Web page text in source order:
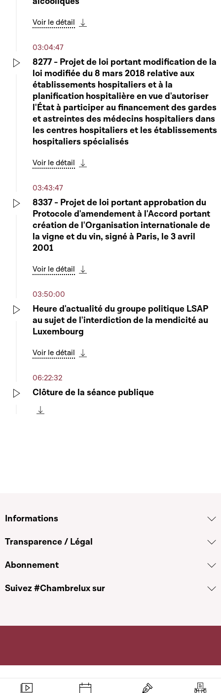
Voir le détail
03:04:47
8277 - Projet de loi portant modification de la
loi modifiée du 8 mars 2018 relative aux
établissements hospitaliers et à la
planification hospitalière en vue d'autoriser
l'État à participer au financement des gardes
et astreintes des médecins hospitaliers dans
les centres hospitaliers et les établissements
hospitaliers spécialisés
Voir le détail
03:43:47
8337 - Projet de loi portant approbation du
Protocole d'amendement à l'Accord portant
création de l'Organisation internationale de
la vigne et du vin, signé à Paris, le 3 avril
2001
Voir le détail
03:50:00
Heure d'actualité du groupe politique LSAP
au sujet de l'interdiction de la mendicité au
Luxembourg
Voir le détail
06:22:32
Clôture de la séance publique
Informations
Transparence / Légal
Abonnement
Suivez #Chambrelux sur